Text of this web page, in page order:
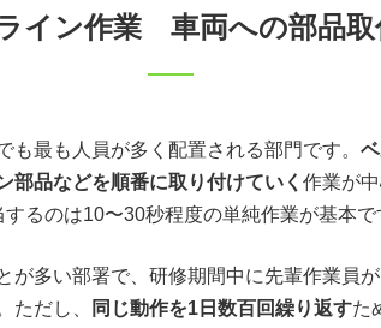
イン作業 車両への部品取
最も人員が多く配置される部門です。
部品などを順番に取り付けていく 作業が
るのは10〜30秒程度の単純作業が基本で
が多い部署で、研修期間中に先輩作業員
ただし、
同じ動作を1日数百回繰り返すた